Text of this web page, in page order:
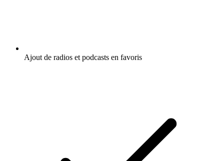
Ajout de radios et podcasts en favoris